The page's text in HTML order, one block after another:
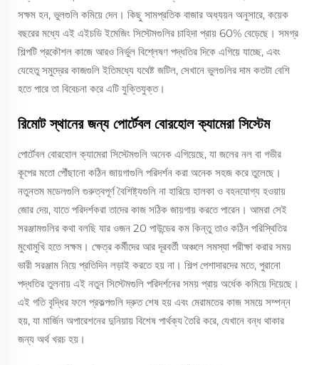
সক্ষম হন, ভুলগুলি কমিয়ে দেন। কিছু সামপ্রতিক বাজার অধ্যয়ন অনুসারে, কয়েক
বছরের মধ্যে এই এইচডি ইমেজিং সিস্টেমগুলির চাহিদা প্রায় 60% বেড়েছে। সমগ্র
শিল্পটি প্রকৌশল কাজে আরও নির্ভুল বিশ্লেষণ পদ্ধতির দিকে এগিয়ে যাচ্ছে, এবং
যেহেতু সমুদ্রের কাজগুলি ইতিমধ্যে যথেষ্ট জটিল, সেখানে ভুলগুলির দাম কতটা বেশি
হতে পারে তা বিবেচনা করে এটি যুক্তিযুক্ত।
রিমোট স্থানের জন্য পোর্টেবল বোরহোল ক্যামেরা সিস্টেম
পোর্টেবল বোরহোল ক্যামেরা সিস্টেমগুলি অনেক এগিয়েছে, যা জলের নল বা গভীর
কূপের মতো পৌঁছানো কঠিন জায়গাগুলি পরিদর্শন করা অনেক সহজ করে তুলেছে।
নতুনতম মডেলগুলি গুরুত্বপূর্ণ বৈশিষ্ট্যগুলি না হারিয়ে হালকা ও বহনযোগ্য হওয়ায়
জোর দেয়, যাতে পরিদর্শকরা তাদের কাজ সঠিক জায়গায় করতে পারেন। আমরা সেই
সরঞ্জামগুলির কথা বলছি যার ওজন 20 পাউন্ডের কম কিন্তু তাও কঠিন পরিস্থিতির
মুখোমুখি হতে সক্ষম। ক্ষেত্র কর্মীদের আর দূরবর্তী অঞ্চলে সমস্যা পরীক্ষা করার সময়
ভারী সরঞ্জাম নিয়ে প্রতিদিন লড়াই করতে হয় না। শিল্প পেশাদারদের মতে, পুরানো
পদ্ধতির তুলনায় এই নতুন সিস্টেমগুলি পরিদর্শনের সময় প্রায় অর্ধেক কমিয়ে দিয়েছে।
এই গতি বৃদ্ধির ফলে প্রকল্পগুলি দ্রুত শেষ হয় এবং মেরামতের কাজ সময়ে সম্পন্ন
হয়, যা মার্জিন অপারেশনের দুনিয়ায় বিশেষ পার্থক্য তৈরি করে, যেখানে বন্ধ থাকার
জন্য অর্থ খরচ হয়।